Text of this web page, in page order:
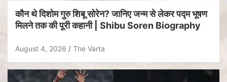
कौन थे दिशोम गुरु शिबू सोरेन? जानिए जन्म से लेकर पद्म भूषण
मिलने तक की पूरी कहानी | Shibu Soren Biography
August 4, 2026 The Varta